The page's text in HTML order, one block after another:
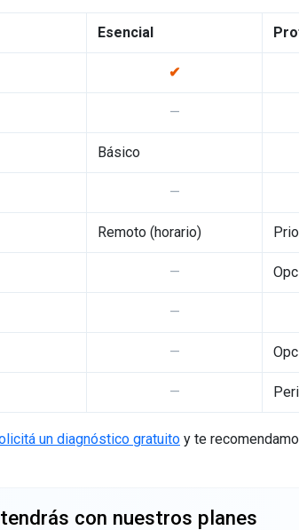
Esencial
✔
—
Básico
—
Remoto (horario)
—
—
—
—
un diagnóstico gratuito y te
con nuestros planes